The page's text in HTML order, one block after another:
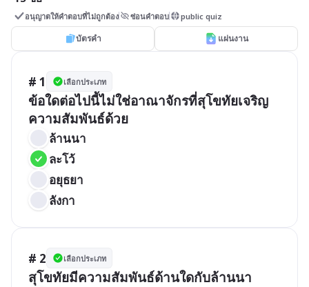
อนุญาตให้คำตอบที่ไม่ถูกต้อง ซ่อนคำตอบ public quiz
บัตรคำ แผ่นงาน
# 1 เลือกประเภท
ข้อใดต่อไปนี้ไม่ใช่อาณาจักรที่สุโขทัยเจริญ
ความสัมพันธ์ด้วย
ล้านนา
ละโว้
อยุธยา
ลังกา
# 2 เลือกประเภท
สุโขทัยมีความสัมพันธ์ด้านใดกับล้านนา